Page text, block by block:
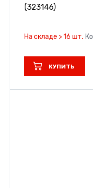
(323146)
На складе > 16 шт.
КУПИТЬ